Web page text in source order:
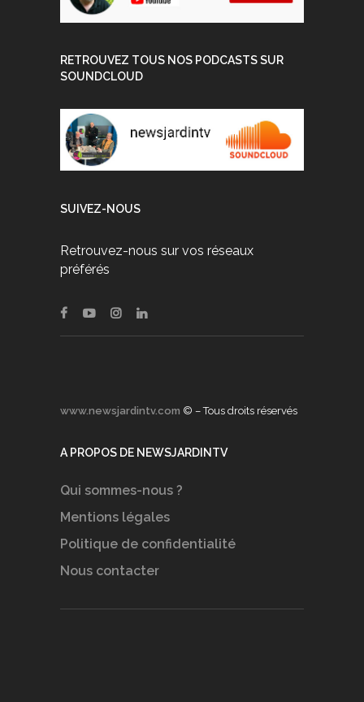
RETROUVEZ TOUS NOS PODCASTS SUR
SOUNDCLOUD
SUIVEZ-NOUS
Retrouvez-nous sur vos réseaux
préférés
www.newsjardintv.com © – Tous droits réservés
A PROPOS DE NEWSJARDINTV
Qui sommes-nous ?
Mentions légales
Politique de confidentialité
Nous contacter